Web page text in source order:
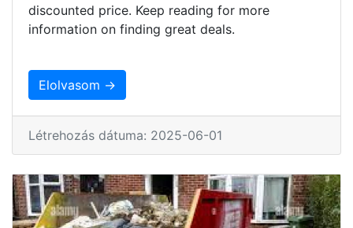
discounted price. Keep reading for more
information on finding great deals.
Elolvasom →
Létrehozás dátuma: 2025-06-01